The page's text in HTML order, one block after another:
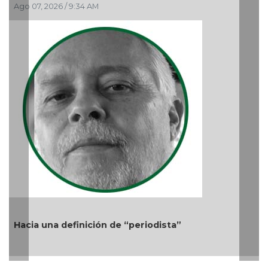
de “periodista”
El debate de la
Audiencias
Ago 05, 2026 / 11:33 AM